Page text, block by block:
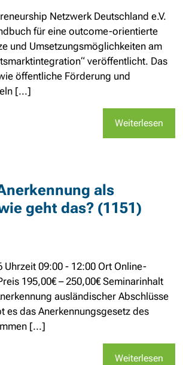
Netzwerk Deutschland e.V.
für eine outcome-orientierte
und Umsetzungsmöglichkeiten am
veröffentlicht. Das
öffentliche Förderung und
[...]
Weiterlesen
als
geht das? (1151)
Uhrzeit 09:00 - 12:00 Ort Online-
195,00€ – 250,00€ Seminarinhalt
ausländischer Abschlüsse
es das Anerkennungsgesetz des
[...]
Weiterlesen